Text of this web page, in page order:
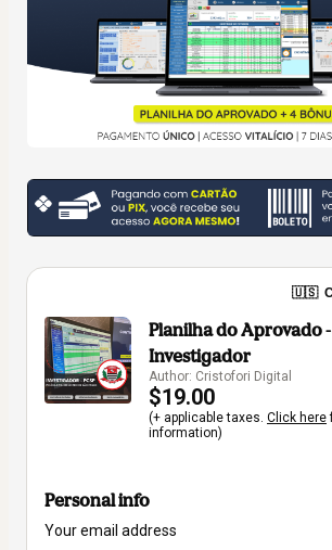
🇺🇸
Planilha do Aprovado -
Investigador
Author: Cristofori Digital
$19.00
(+ applicable taxes. Click here
information)
Personal info
Your email address